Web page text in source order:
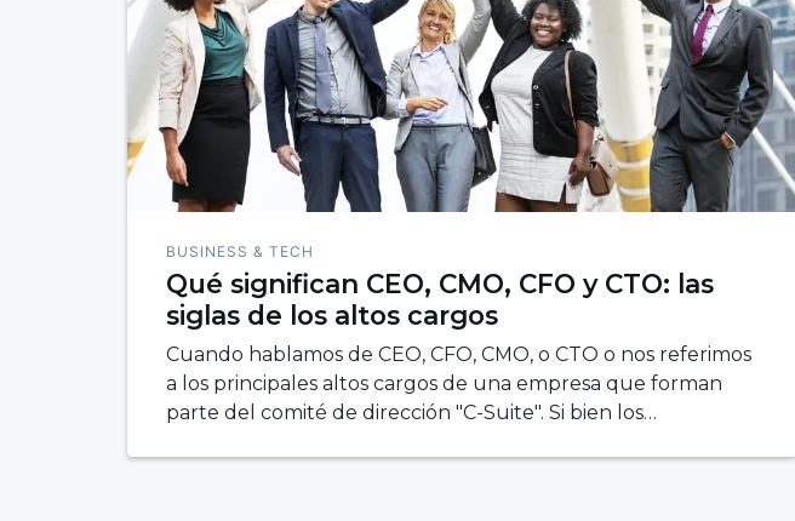
BUSINESS & TECH
Qué significan CEO, CMO, CFO y CTO: las
siglas de los altos cargos
Cuando hablamos de CEO, CFO, CMO, o CTO o nos referimos
a los principales altos cargos de una empresa que forman
parte del comité de dirección "C-Suite". Si bien los…